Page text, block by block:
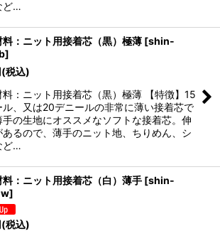
ど…
料：ニット用接着芯（黒）極薄 [shin-
]
(税込)
料：ニット用接着芯（黒）極薄 【特徴】15
ル、又は20デニールの非常に薄い接着芯で
手の生地にオススメなソフトな接着芯。伸
あるので、薄手のニット地、ちりめん、シ
ど…
料：ニット用接着芯（白）薄手 [shin-
]
(税込)